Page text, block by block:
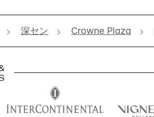
深セン Crowne Plaza